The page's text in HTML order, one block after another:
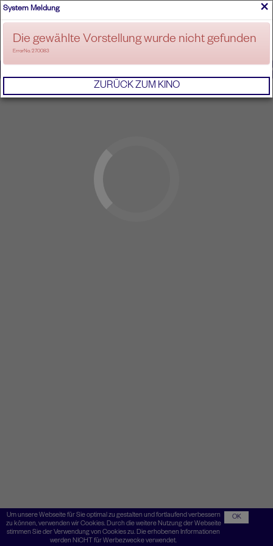
ANMELDEN
Um unsere Webseite für Sie optimal zu gestalten und fortlaufend verbessern
zu können, verwenden wir Cookies. Durch die weitere Nutzung der Webseite
stimmen Sie der Verwendung von Cookies zu. Die erhobenen Informationen
werden NICHT für Werbezwecke verwendet.
OK
×
System Meldung
Die gewählte Vorstellung wurde nicht gefunden
ErrorNo. 270083
ZURÜCK ZUM KINO